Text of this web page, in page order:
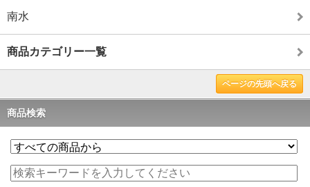
南水
商品カテゴリー一覧
ページの先頭へ戻る
商品検索